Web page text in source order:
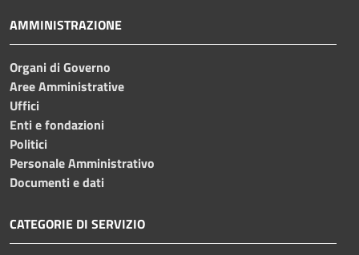
AMMINISTRAZIONE
Organi di Governo
Aree Amministrative
Uffici
Enti e fondazioni
Politici
Personale Amministrativo
Documenti e dati
CATEGORIE DI SERVIZIO